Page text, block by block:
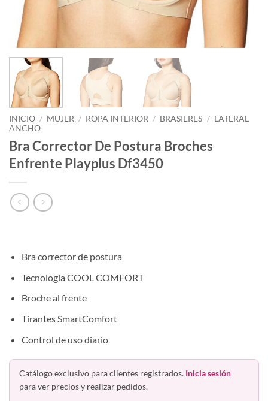
INICIO / MUJER / ROPA INTERIOR / BRASIERES / LATERAL
ANCHO
Bra Corrector De Postura Broches
Enfrente Playplus Df3450
Bra corrector de postura
Tecnología COOL COMFORT
Broche al frente
Tirantes SmartComfort
Control de uso diario
Catálogo exclusivo para clientes registrados. Inicia sesión
para ver precios y realizar pedidos.